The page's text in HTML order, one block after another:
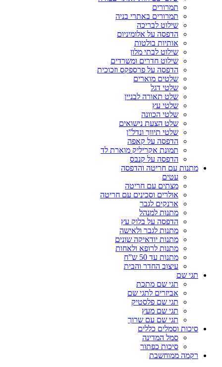
תמרורים
תמרורים באתרי בניה
שילוט לבריכה
הדפסה על אלומיניום
אותיות בולטות
שילוט לבתי מלון
שילוט חדרים ומשרדים
הדפסה על פרספקס וזכוכית
שלטים מוארים
שלטי דגל
שלט תאורה לבניין
שלטי עץ
שלטי הכוונה
שלט הצעת נישואים
שלטי תיווך ונדל”ן
הדפסה על קאפה
תמונת אקריליק מוארת לד
הדפסה על קנבס
מתנות עם חריטה והדפסה
עטים
מצתים עם חריטה
אולרים וסכינים עם חריטה
ארנקים לגבר
מתנות למנהל
הדפסה על בלוק עץ
מתנות לגבר ולאישה
מתנות יודאיקה שונים
מתנות לרופא ולאחות
מתנות עד 50 ש”ח
עיצוב החדר והבית
תגי שם
תגי שם מתכת
אביזרים לתגי שם
תגי שם פלסטיק
תגי שם מעץ
תגי שם עם שרוך
סיכות וסמלים כללים
סמל המדינה
סיכות כפתור
רקמה ממוחשבת